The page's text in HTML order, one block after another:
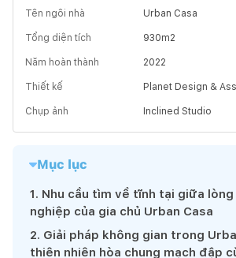
Tên ngôi nhà Urban Casa
Tổng diện tích 930m2
Năm hoàn thành 2022
Thiết kế Planet Design &
Chụp ảnh Inclined Studio
Mục lục
1. Nhu cầu tìm về tĩnh tại giữa
nghiệp của gia chủ Urban Casa
2. Giải pháp không gian trong
thiên nhiên hòa chung mạch đập